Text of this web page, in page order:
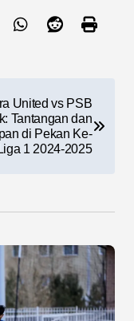
United vs PSB
Tantangan dan
di Pekan Ke-
1 2024-2025